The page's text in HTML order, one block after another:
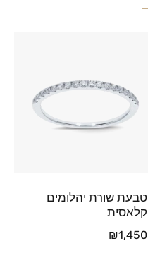
טבעת שורת יהלומים
קלאסית
₪1,450